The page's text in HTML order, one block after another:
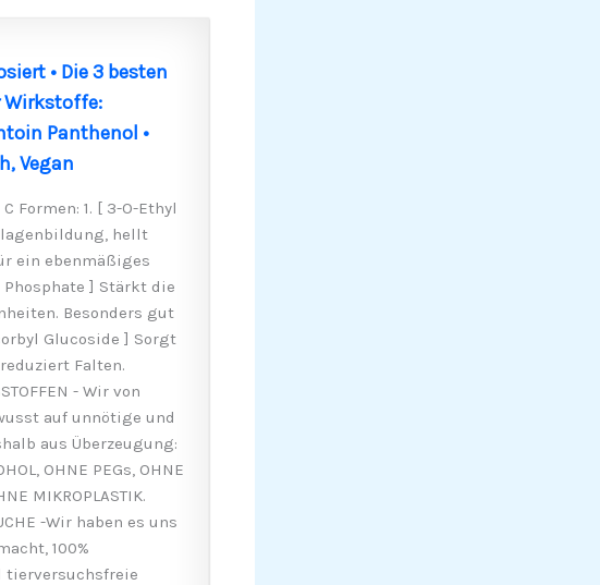
• Die 3 besten
Wirkstoffe:
Panthenol •
Vegan
Formen: 1. [ 3-O-Ethyl
hellt
ein ebenmäßiges
] Stärkt die
Besonders gut
Glucoside ] Sorgt
Falten.
- Wir von
auf unnötige und
aus Überzeugung:
OHNE PEGs, OHNE
MIKROPLASTIK.
-Wir haben es uns
100%
tierversuchsfreie